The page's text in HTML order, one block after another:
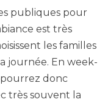
publiques pour
est très
les familles
journée. En week-
pourrez donc
très souvent la